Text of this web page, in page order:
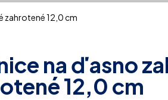
zahrotené 12,0 cm
na ďasno
12,0 cm